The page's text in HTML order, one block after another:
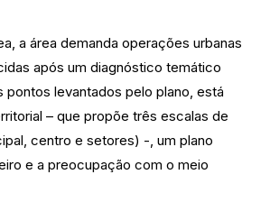
a área demanda operações urbanas
após um diagnóstico temático
pontos levantados pelo plano, está
– que propõe três escalas de
centro e setores) -, um plano
e a preocupação com o meio